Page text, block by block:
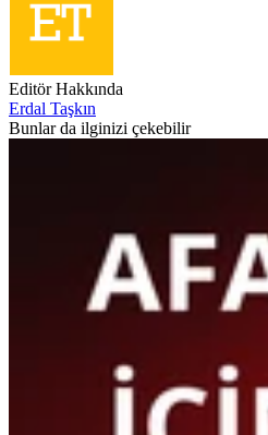
Editör Hakkında
Erdal Taşkın
Bunlar da ilginizi çekebilir